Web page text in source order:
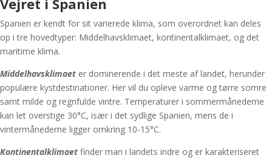
Vejret i Spanien
Spanien er kendt for sit varierede klima, som overordnet kan deles
op i tre hovedtyper: Middelhavsklimaet, kontinentalklimaet, og det
maritime klima.
Middelhavsklimaet er dominerende i det meste af landet, herunder
populære kystdestinationer. Her vil du opleve varme og tørre somre
samt milde og regnfulde vintre. Temperaturer i sommermånederne
kan let overstige 30°C, især i det sydlige Spanien, mens de i
vintermånederne ligger omkring 10-15°C.
Kontinentalklimaet finder man i landets indre og er karakteriseret